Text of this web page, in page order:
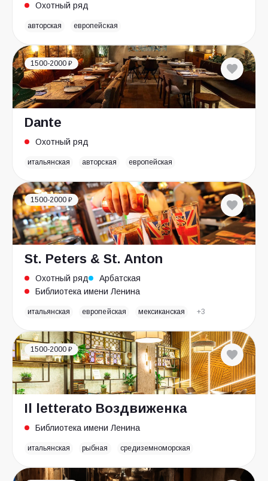
Охотный ряд
авторская европейская
1500-2000 ₽
Dante
Охотный ряд
итальянская авторская европейская
1500-2000 ₽
St. Peters & St. Anton
Охотный ряд
Арбатская
Библиотека имени Ленина
итальянская европейская мексиканская +3
1500-2000 ₽
Il letterato Воздвиженка
Библиотека имени Ленина
итальянская рыбная средиземноморская